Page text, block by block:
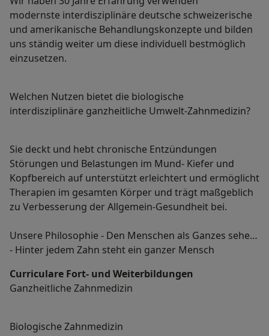
modernste interdisziplinäre deutsche schweizerische
und amerikanische Behandlungskonzepte und bilden
uns ständig weiter um diese individuell bestmöglich
einzusetzen.
Welchen Nutzen bietet die biologische
interdisziplinäre ganzheitliche Umwelt-Zahnmedizin?
Sie deckt und hebt chronische Entzündungen
Störungen und Belastungen im Mund- Kiefer und
Kopfbereich auf unterstützt erleichtert und ermöglicht
Therapien im gesamten Körper und trägt maßgeblich
zu Verbesserung der Allgemein-Gesundheit bei.
Unsere Philosophie - Den Menschen als Ganzes sehen
- Hinter jedem Zahn steht ein ganzer Mensch
Curriculare Fort- und Weiterbildungen
Ganzheitliche Zahnmedizin
Biologische Zahnmedizin